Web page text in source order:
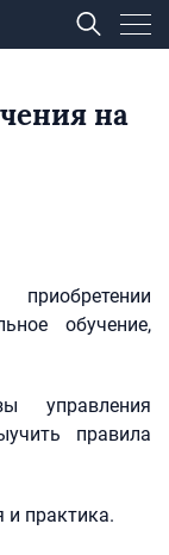
на
обучение,
управления
правила
и практика.